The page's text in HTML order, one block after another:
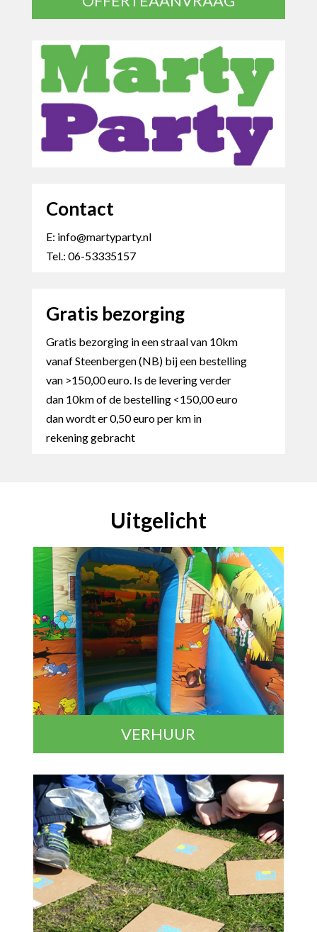
Contact
E: info@martyparty.nl
Tel.: 06-53335157
Gratis bezorging
Gratis bezorging in een straal van 10km
vanaf Steenbergen (NB) bij een bestelling
van >150,00 euro. Is de levering verder
dan 10km of de bestelling <150,00 euro
dan wordt er 0,50 euro per km in
rekening gebracht
Uitgelicht
VERHUUR